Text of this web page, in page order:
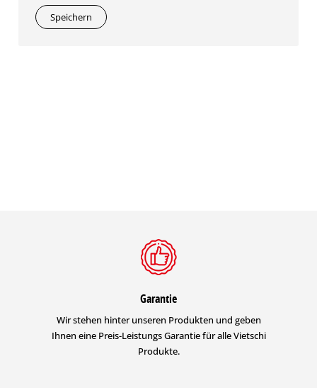
Speichern
Garantie
Wir stehen hinter unseren Produkten und geben
Ihnen eine Preis-Leistungs Garantie für alle Vietschi
Produkte.